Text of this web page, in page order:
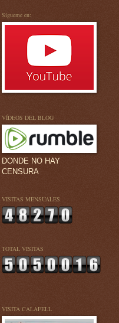
Sígueme en:
VÍDEOS DEL BLOG
DONDE NO HAY
CENSURA
VISITAS MENSUALES
TOTAL VISITAS
VISITA CALAFELL